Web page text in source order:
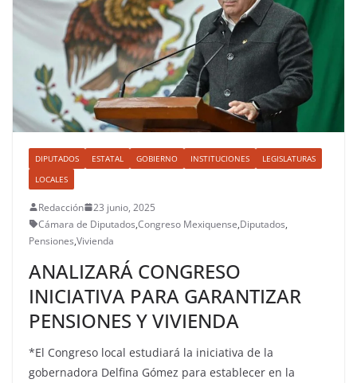
DIPUTADOS ESTATAL GOBIERNO INSTITUCIONES
LEGISLATURAS
LOCALES
Redacción
23 junio, 2025
Cámara de Diputados,Congreso Mexiquense,Diputados,
Pensiones,Vivienda
ANALIZARÁ CONGRESO
INICIATIVA PARA GARANTIZAR
PENSIONES Y VIVIENDA
*El Congreso local estudiará la iniciativa de la
gobernadora Delfina Gómez para establecer en la